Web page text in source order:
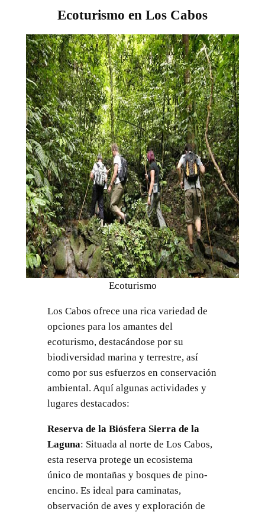
Ecoturismo en Los Cabos
Ecoturismo
Los Cabos ofrece una rica variedad de
opciones para los amantes del
ecoturismo, destacándose por su
biodiversidad marina y terrestre, así
como por sus esfuerzos en conservación
ambiental. Aquí algunas actividades y
lugares destacados:
Reserva de la Biósfera Sierra de la
Laguna: Situada al norte de Los Cabos,
esta reserva protege un ecosistema
único de montañas y bosques de pino-
encino. Es ideal para caminatas,
observación de aves y exploración de